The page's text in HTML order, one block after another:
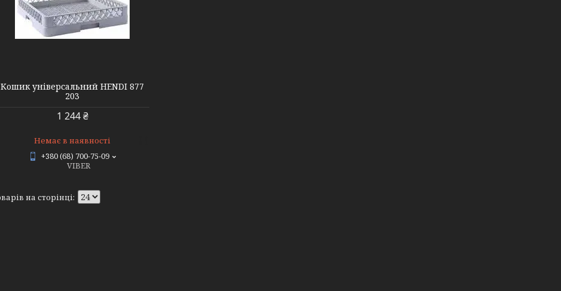
Кошик універсальний HENDI 877
203
1 244 ₴
Немає в наявності
+380 (68) 700-75-09
VIBER